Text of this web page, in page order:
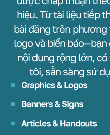
hiệu. Từ tài liệu tiếp
bài đăng trên
logo và biển
nội dung rộng lớn,
tôi, sẵn sàng sử